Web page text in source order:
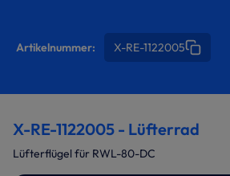
Artikelnummer: X-RE-1122005
X-RE-1122005 - Lüfterrad
Lüfterflügel für RWL-80-DC